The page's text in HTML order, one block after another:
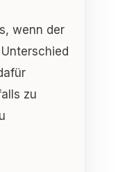
wenn der
zu